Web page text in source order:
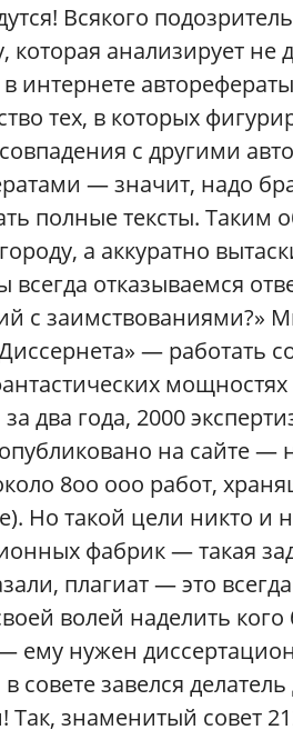
Всякого
которая анализирует не
интернете
тех, в которых
с другими
— значит, надо
полные тексты. Таким
а аккуратно
всегда отказываемся
с заимствованиями?»
— работать
два года, 2000
на сайте
8оо ооо работ,
Но такой цели никто и
фабрик — такая
плагиат — это
волей наделить
ему нужен
в совете завелся
Так, знаменитый совет